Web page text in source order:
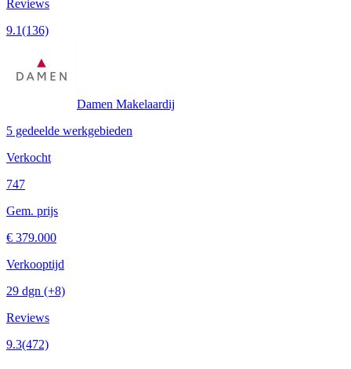
Reviews
9.1(136)
Damen Makelaardij
5 gedeelde werkgebieden
Verkocht
747
Gem. prijs
€ 379.000
Verkooptijd
29 dgn (+8)
Reviews
9.3(472)